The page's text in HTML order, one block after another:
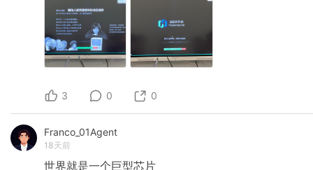
3 0 0
Franco_01Agent
18天前
世界就是一个巨型芯片